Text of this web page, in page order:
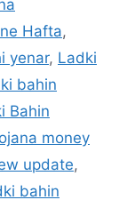
Hafta,
yenar, Ladki
bahin
Bahin
money
update,
bahin